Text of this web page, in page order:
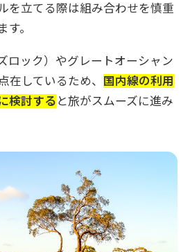
を立てる際は組み合わせを慎重
。
ロック）やグレートオーシャン
在しているため、 国内線の利用
検討する と旅がスムーズに進み